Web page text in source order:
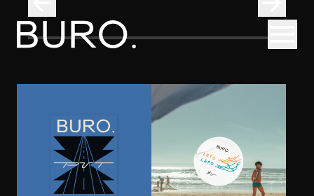
BURO.
ONAJ JEDAN PROIZVOD KOJI
STALNO SELIMO SA POLICE U
TORBE